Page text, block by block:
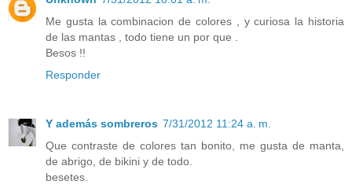
Me gusta la combinacion de colores , y curiosa la historia
de las mantas , todo tiene un por que .
Besos !!
Responder
Y además sombreros 7/31/2012 11:24 a. m.
Que contraste de colores tan bonito, me gusta de manta,
de abrigo, de bikini y de todo.
besetes.